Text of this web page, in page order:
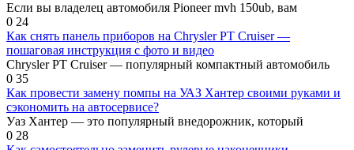
Если вы владелец автомобиля Pioneer mvh 150ub, вам
0 24
Как снять панель приборов на Chrysler PT Cruiser —
пошаговая инструкция с фото и видео
Chrysler PT Cruiser — популярный компактный автомобиль
0 35
Как провести замену помпы на УАЗ Хантер своими руками и
сэкономить на автосервисе?
Уаз Хантер — это популярный внедорожник, который
0 28